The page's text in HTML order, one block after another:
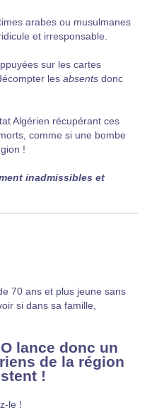
arabes ou musulmanes
et irresponsable.
sur les cartes
les absents donc
Algérien récupérant ces
comme si une bombe
!
inadmissibles et
70 ans et plus jeune sans
si dans sa famille,
lance donc un
de la région
!
le !